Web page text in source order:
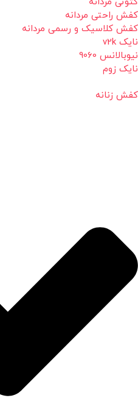
کفش راحتی مردانه
کفش کلاسیک و رسمی مردانه
نایک v2k
نیوبالانس 9060
نایک زوم
کفش زنانه